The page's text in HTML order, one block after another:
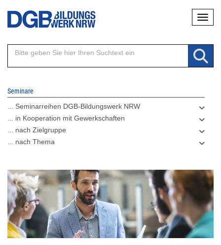
Direkt
Inhalt
Seminare
... Seminarreihen DGB-Bildungswerk NRW
... in Kooperation mit Gewerkschaften
... nach Zielgruppe
... nach Thema